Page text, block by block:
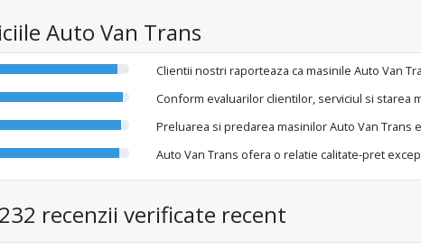
Auto Van Trans
Clientii nostri raporteaza ca masinile Auto Van
Conform evaluarilor clientilor, serviciul si starea
Preluarea si predarea masinilor Auto Van Trans
Auto Van Trans ofera o relatie calitate-pret
recenzii verificate recent